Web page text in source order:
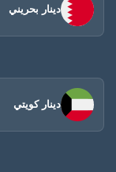
دينار بحريني
دينار كويتي